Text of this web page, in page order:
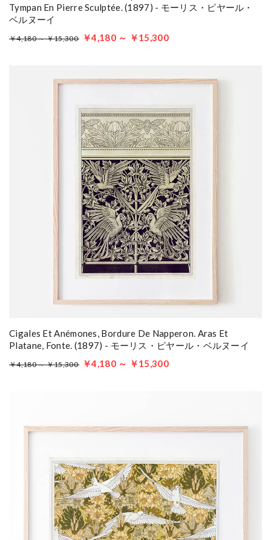
Tympan En Pierre Sculptée. (1897) - モーリス・ピヤール・
ベルヌーイ
￥4,180 ～ ￥15,300 ￥4,180 ～ ￥15,300
Cigales Et Anémones, Bordure De Napperon. Aras Et
Platane, Fonte. (1897) - モーリス・ピヤール・ベルヌーイ
￥4,180 ～ ￥15,300 ￥4,180 ～ ￥15,300